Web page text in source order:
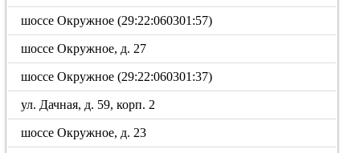
шоссе Окружное (29:22:060301:57)
шоссе Окружное, д. 27
шоссе Окружное (29:22:060301:37)
ул. Дачная, д. 59, корп. 2
шоссе Окружное, д. 23